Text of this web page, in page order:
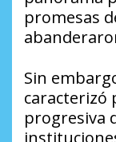
promesas
Sin
caracterizó
progresiva